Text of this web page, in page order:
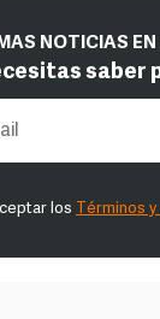
NOTICIAS
saber
los Términos